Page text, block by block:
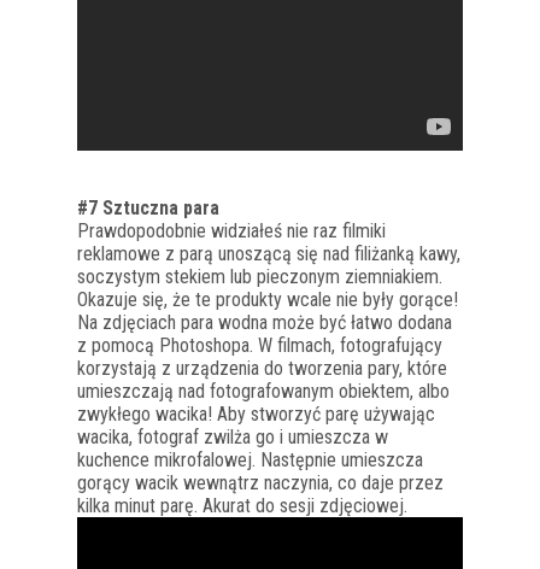
#7 Sztuczna para
Prawdopodobnie widziałeś nie raz filmiki
reklamowe z parą unoszącą się nad filiżanką kawy,
soczystym stekiem lub pieczonym ziemniakiem.
Okazuje się, że te produkty wcale nie były gorące!
Na zdjęciach para wodna może być łatwo dodana
z pomocą Photoshopa. W filmach, fotografujący
korzystają z urządzenia do tworzenia pary, które
umieszczają nad fotografowanym obiektem, albo
zwykłego wacika! Aby stworzyć parę używając
wacika, fotograf zwilża go i umieszcza w
kuchence mikrofalowej. Następnie umieszcza
gorący wacik wewnątrz naczynia, co daje przez
kilka minut parę. Akurat do sesji zdjęciowej.